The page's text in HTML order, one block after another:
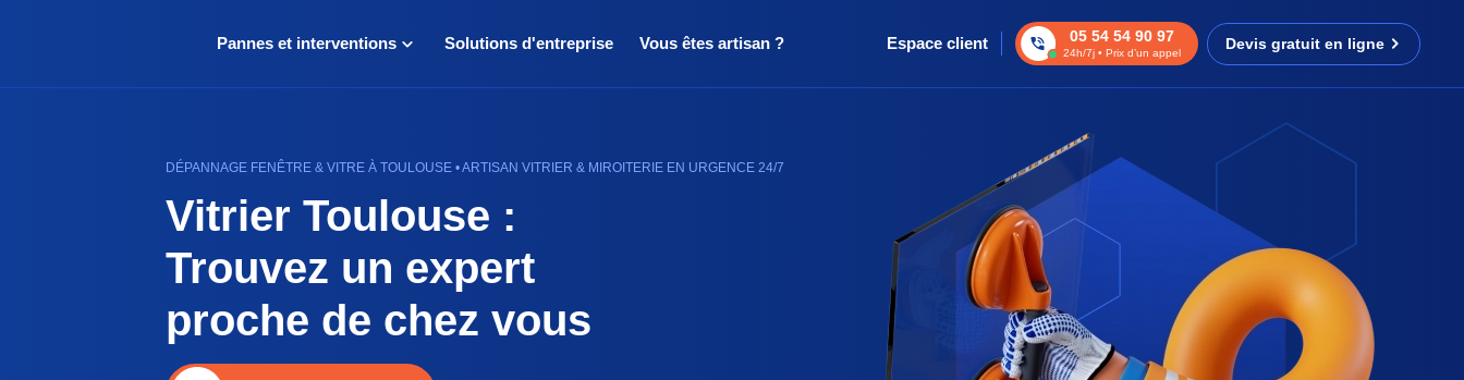
Pannes et interventions Solutions d'entreprise Vous êtes artisan ? Espace client 05 54 54 90 97
24h/7j • Prix d’un appel
Devis gratuit en ligne
DÉPANNAGE FENÊTRE & VITRE À TOULOUSE • ARTISAN VITRIER & MIROITERIE EN URGENCE 24/7
Vitrier Toulouse :
Trouvez un expert
proche de chez vous